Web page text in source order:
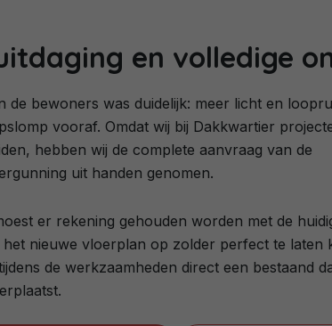
en volledige
de bewoners was duidelijk: meer licht en
vooraf. Omdat wij bij Dakkwartier
hebben wij de complete aanvraag van de
uit handen genomen.
er rekening gehouden worden met de
het nieuwe vloerplan op zolder perfect te laten
de werkzaamheden direct een bestaand